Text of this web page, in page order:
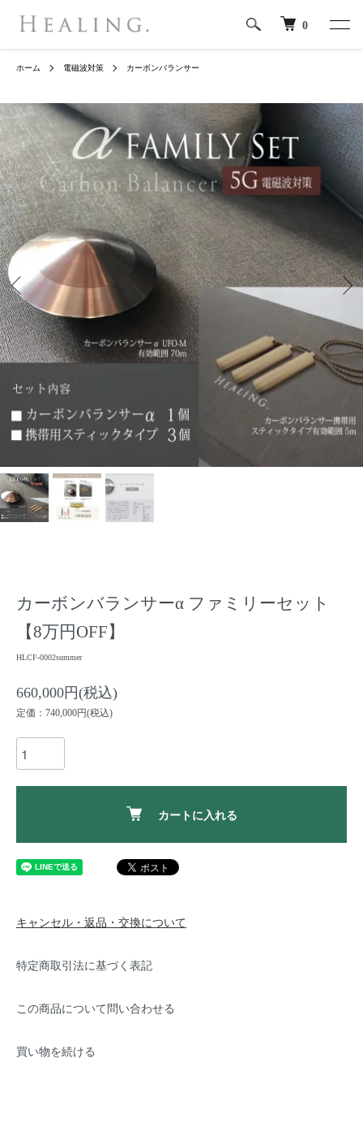
0
ホーム 電磁波対策 カーボンバランサー
カーボンバランサーα ファミリーセット
【8万円OFF】
HLCF-0002summer
660,000円(税込)
定価：740,000円(税込)
カートに入れる
キャンセル・返品・交換について
特定商取引法に基づく表記
この商品について問い合わせる
買い物を続ける